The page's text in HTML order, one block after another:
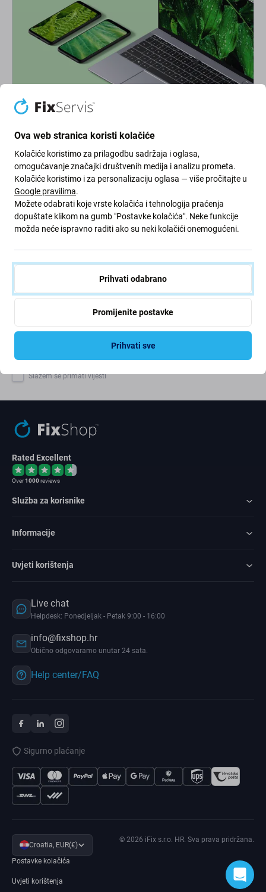
Zeleni put
zaštitili naš planet. Pročitajte više o tome kako
prilagođavamo naše procese kako bismo smanjili naš
trag.
Više info
Newsletter
Prijavite se za redovite obavijesti o popustima i novostima iz naše
ponude. Ujedno, podnošenjem ovog obrasca potvrđujem da sam
Pretplatite
Slažem se primati vijesti
Rated Excellent
Over1000reviews
Služba za korisnike
Informacije
Uvjeti korištenja
Live chat
Helpdesk: Ponedjeljak - Petak 9:00 - 16:00
info@fixshop.hr
Obično odgovaramo unutar 24 sata.
Help center/FAQ
Sigurno plaćanje
Croatia, EUR(€)
Postavke kolačića
Uvjeti korištenja
© 2026 iFix s.r.o. HR. Sva prava pridržana.
Ova web stranica koristi kolačiće
Kolačiće koristimo za prilagodbu sadržaja i oglasa,
omogućavanje značajki društvenih medija i analizu prometa.
Kolačiće koristimo i za personalizaciju oglasa — više pročitajte u
Google pravilima.
Možete odabrati koje vrste kolačića i tehnologija praćenja
dopuštate klikom na gumb "Postavke kolačića". Neke funkcije
možda neće ispravno raditi ako su neki kolačići onemogućeni.
Prihvati odabrano
Promijenite postavke
Prihvati sve